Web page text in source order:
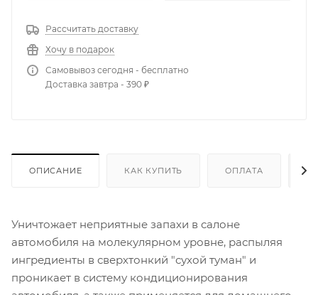
Рассчитать доставку
Хочу в подарок
Самовывоз сегодня - бесплатно
Доставка завтра - 390 ₽
ОПИСАНИЕ КАК КУПИТЬ ОПЛАТА
Уничтожает неприятные запахи в салоне
автомобиля на молекулярном уровне, распыляя
ингредиенты в сверхтонкий "сухой туман" и
проникает в систему кондиционирования